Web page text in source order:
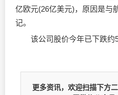
亿欧元(26亿美元)，原因是与
记。
该公司股价今年已下跌约
更多资讯，欢迎扫描下方